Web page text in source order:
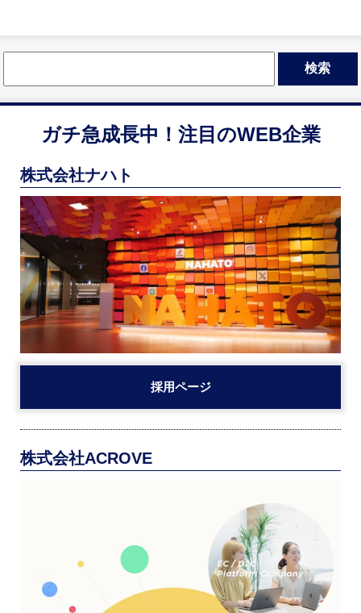
ガチ急成長中！ 注目のWEB企業
株式会社ナハト
採用ページ
株式会社ACROVE